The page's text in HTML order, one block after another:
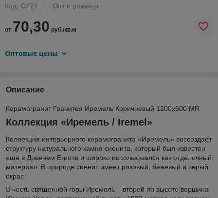
Код: G224
Опт и розница
от 70,30 руб./кв.м
Оптовые цены
Описание
Керамогранит Гранитея Иремель Коричневый 1200x600 MR
Коллекция «Иремель / Iremel»
Коллекция интерьерного керамогранита «Иремель» воссоздает
структуру натурального камня сиенита, который был известен
еще в Древнем Египте и широко использовался как отделочный
материал. В природе сиенит имеет розовый, бежевый и серый
окрас.
В честь священной горы Иремель – второй по высоте вершина